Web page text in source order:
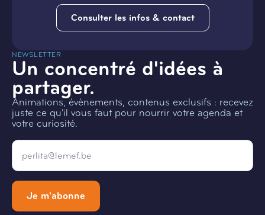
Consulter les infos & contact
NEWSLETTER
Un concentré d'idées à
partager.
Animations, évènements, contenus exclusifs : recevez
juste ce qu'il vous faut pour nourrir votre agenda et
votre curiosité.
Email
Je m'abonne